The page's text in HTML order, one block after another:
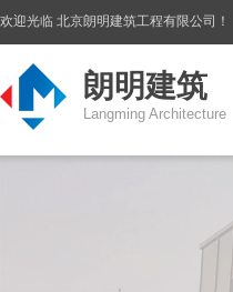
欢迎光临 北京朗明建筑工程有限公司！
朗明建筑
Langming Architecture